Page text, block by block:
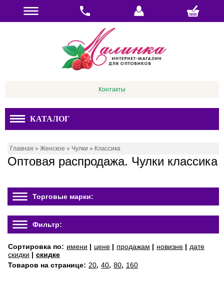
Контакты
КАТАЛОГ
Главная » Женское » Чулки » Классика
Оптовая распродажа. Чулки классика
Торговые марки:
Фильтр:
Сортировка по: имени | цене | продажам | новизне | дате
скидки | скидке
Товаров на странице: 20, 40, 80, 160